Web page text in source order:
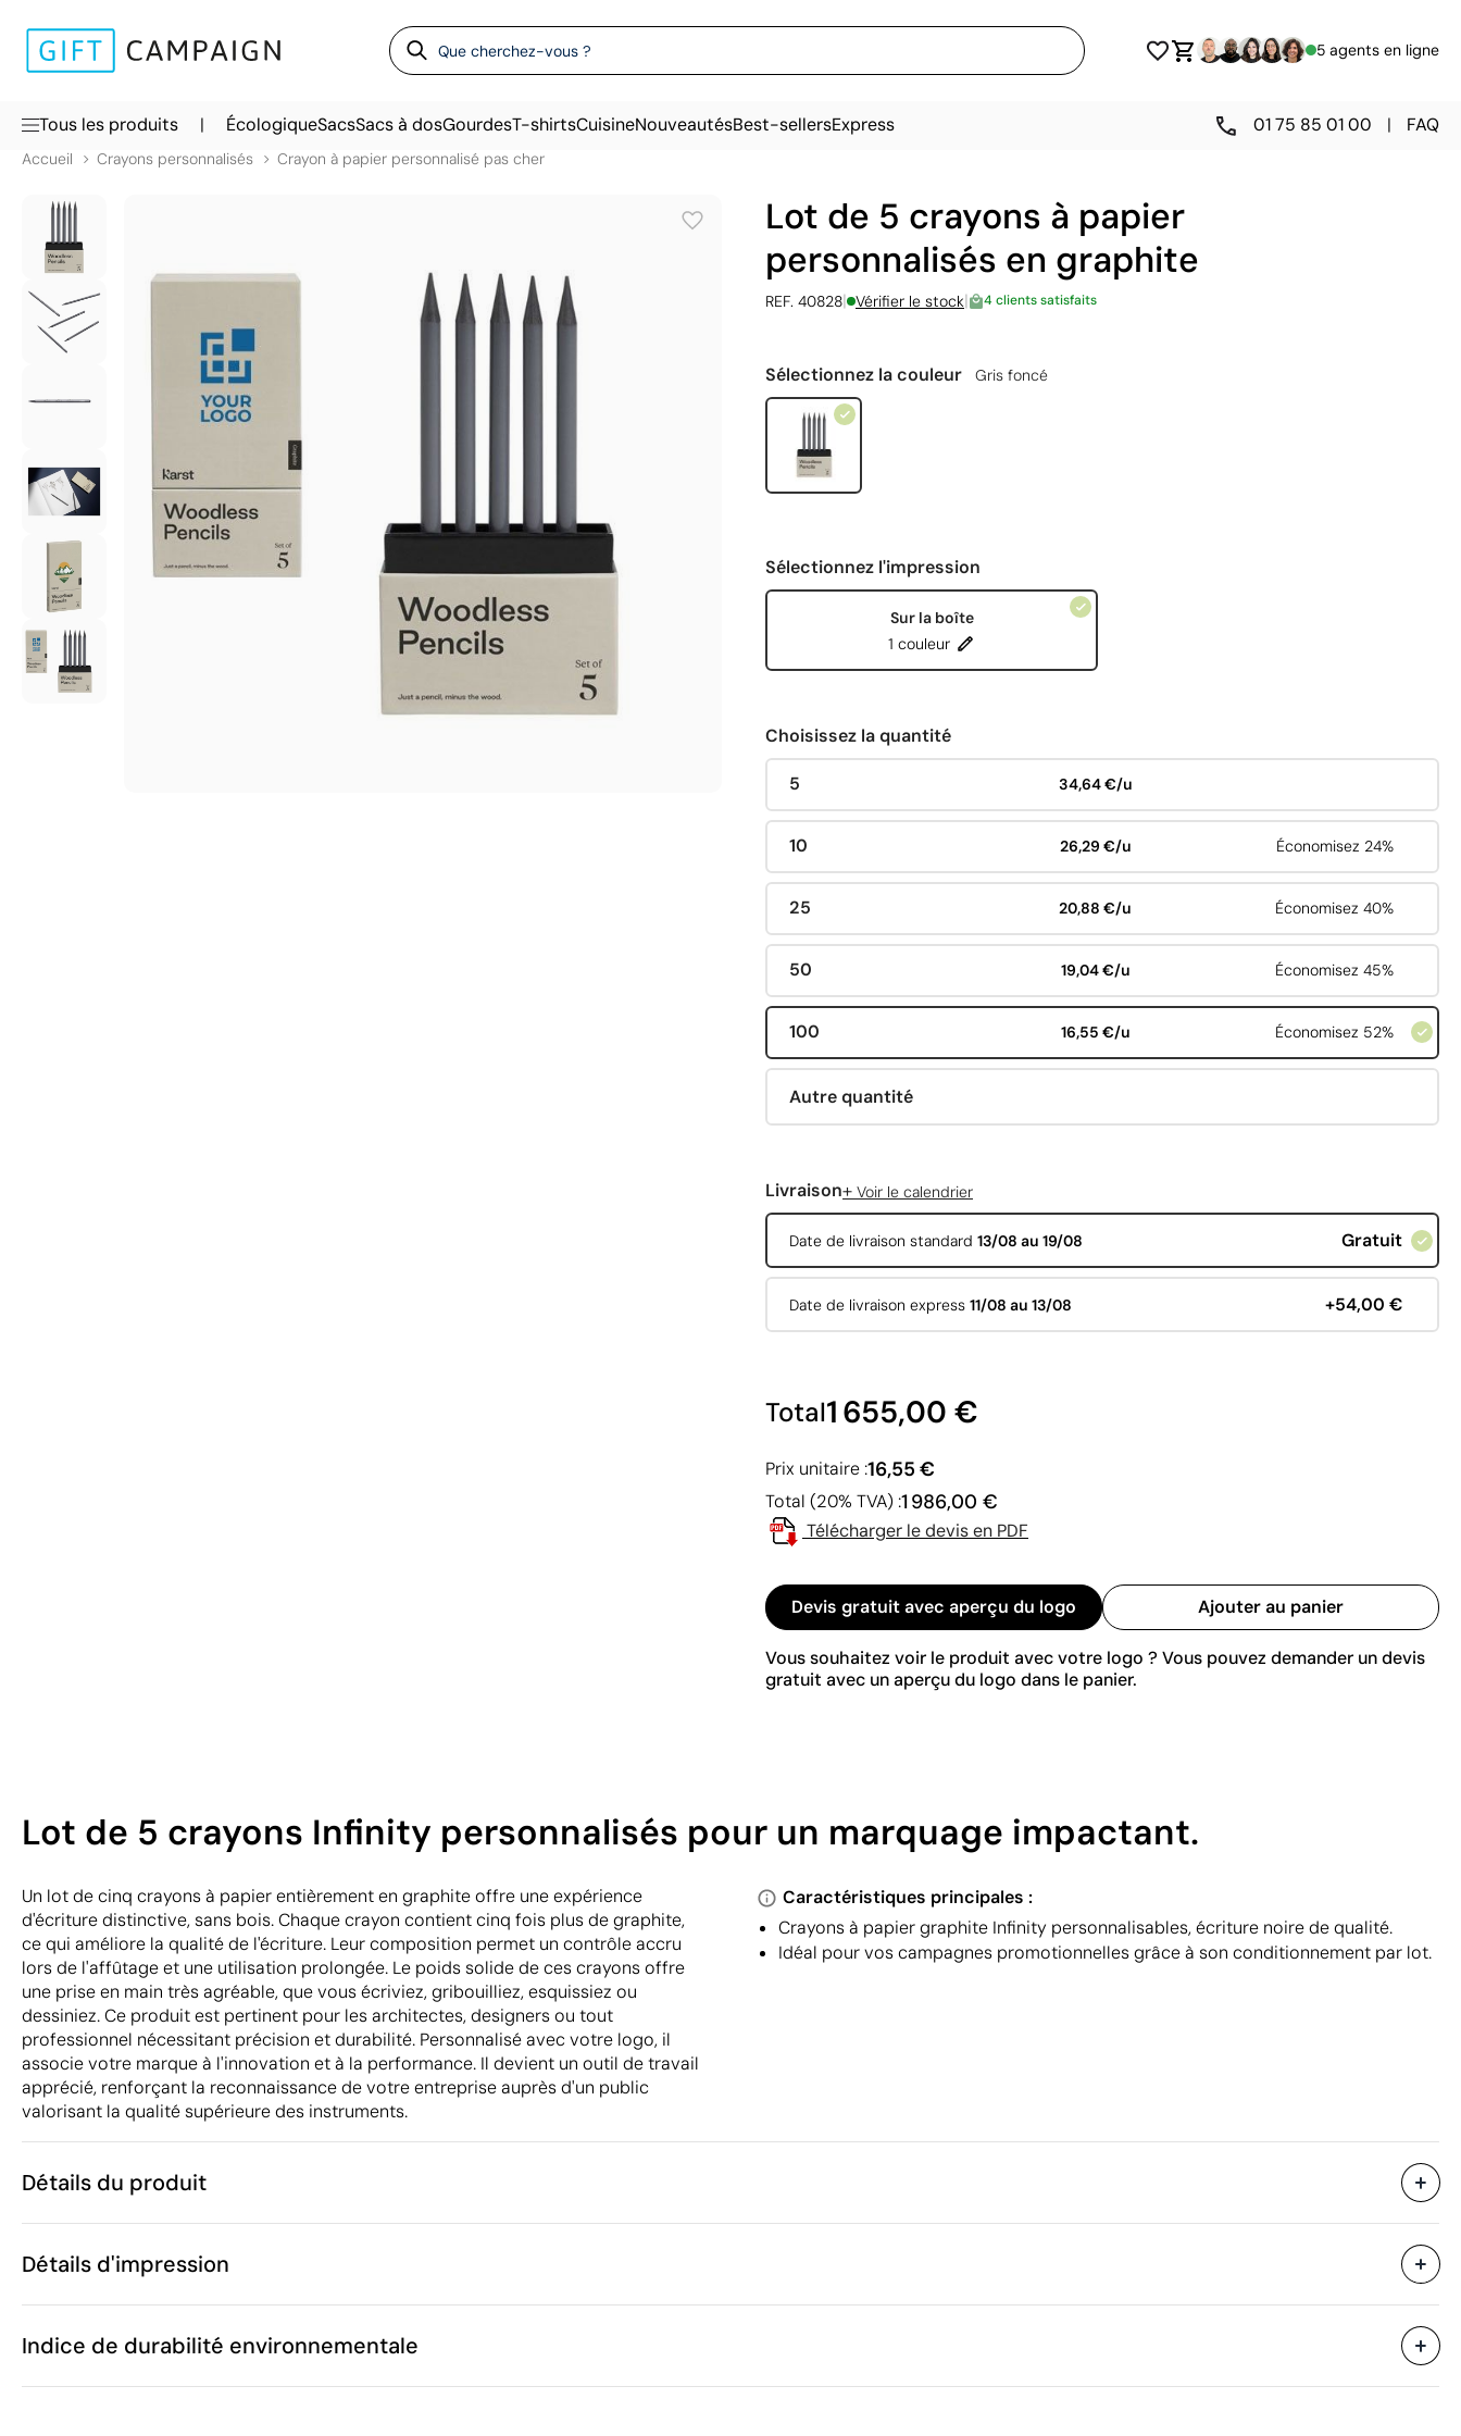
5 agents en ligne
Tous les produits | ÉcologiqueSacsSacs à dosGourdesT-shirtsCuisineNouveautésBest-sellersExpress 01 75 85 01 00 | FAQ
Accueil Crayons personnalisés Crayon à papier personnalisé pas cher
Lot de 5 crayons à papier
personnalisés en graphite
REF. 40828| Vérifier le stock| 4 clients satisfaits
Sélectionnez la couleur Gris foncé
Sélectionnez l'impression
Sur la boîte
1 couleur
Choisissez la quantité
5 34,64 €/u
10 26,29 €/u Économisez 24%
25 20,88 €/u Économisez 40%
50 19,04 €/u Économisez 45%
100 16,55 €/u Économisez 52%
Autre quantité
Livraison+ Voir le calendrier
Date de livraison standard 13/08 au 19/08 Gratuit
Date de livraison express 11/08 au 13/08 +54,00 €
Total1 655,00 €
Prix unitaire :16,55 €
Total (20% TVA) :1 986,00 €
Télécharger le devis en PDF
Devis gratuit avec aperçu du logo Ajouter au panier
Vous souhaitez voir le produit avec votre logo ? Vous pouvez demander un devis
gratuit avec un aperçu du logo dans le panier.
Lot de 5 crayons Infinity personnalisés pour un marquage impactant.
Un lot de cinq crayons à papier entièrement en graphite offre une expérience
d'écriture distinctive, sans bois. Chaque crayon contient cinq fois plus de graphite,
ce qui améliore la qualité de l'écriture. Leur composition permet un contrôle accru
lors de l'affûtage et une utilisation prolongée. Le poids solide de ces crayons offre
une prise en main très agréable, que vous écriviez, gribouilliez, esquissiez ou
dessiniez. Ce produit est pertinent pour les architectes, designers ou tout
professionnel nécessitant précision et durabilité. Personnalisé avec votre logo, il
associe votre marque à l'innovation et à la performance. Il devient un outil de travail
apprécié, renforçant la reconnaissance de votre entreprise auprès d'un public
valorisant la qualité supérieure des instruments.
Caractéristiques principales :
Crayons à papier graphite Infinity personnalisables, écriture noire de qualité.
Idéal pour vos campagnes promotionnelles grâce à son conditionnement par lot.
Détails du produit
Caractéristiques
Code du produit
Poids
115 g
Matière
Graphite
Emballage
Quantité par boîte
40 unités
Détails d'impression
Indice de durabilité environnementale